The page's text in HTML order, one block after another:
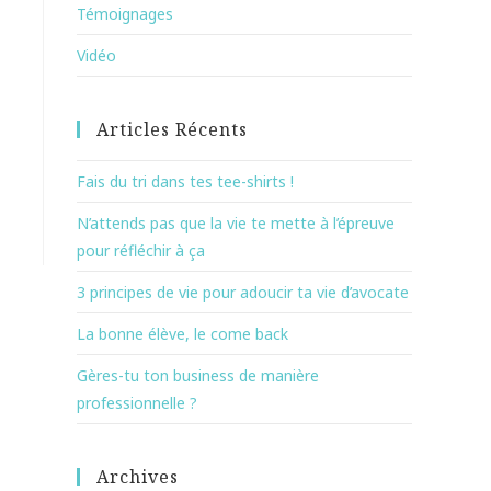
Témoignages
Vidéo
Articles Récents
Fais du tri dans tes tee-shirts !
N’attends pas que la vie te mette à l’épreuve
pour réfléchir à ça
3 principes de vie pour adoucir ta vie d’avocate
La bonne élève, le come back
Gères-tu ton business de manière
professionnelle ?
Archives